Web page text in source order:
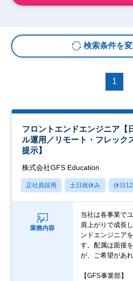
検索条件を
1
フロントエンドエンジニア【
ル運用／リモート・フレック
提示】
株式会社GFS Education
正社員採用 土日祝休み 休日
業務内容
当社は各事業で
肩上がりで成長
ンドエンジニア
す。配属は面接
が、ご希望があ
【GFS事業部】